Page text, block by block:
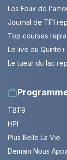
Les Feux de
Journal de TF1
Top courses
Le live du
Le tueur du lac
TBT9
HPI
Plus Belle La Vie
Demain Nous